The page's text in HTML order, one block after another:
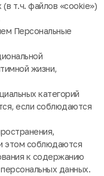
т.ч. файлов «cookie»)
Персональные
жизни,
категорий
если соблюдаются
этом соблюдаются
к содержанию
данных.